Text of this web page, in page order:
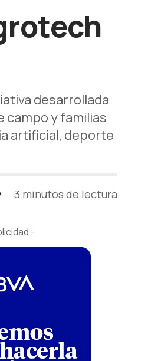
desarrollada
campo y familias
artificial, deporte
3 minutos de lectura
-